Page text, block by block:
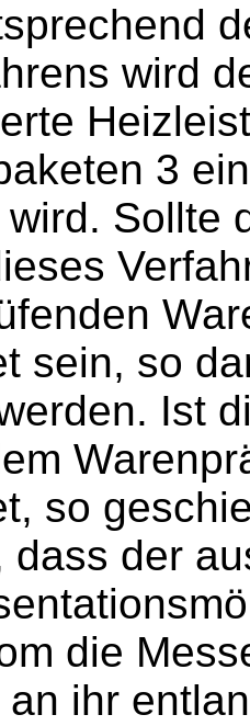
wird
3
Sollte
sein, so
Ist
so
dass der
die
ihr